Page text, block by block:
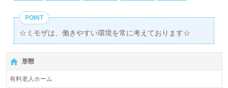
POINT
☆ミモザは、働きやすい環境を常に考えております☆
形態
有料老人ホーム